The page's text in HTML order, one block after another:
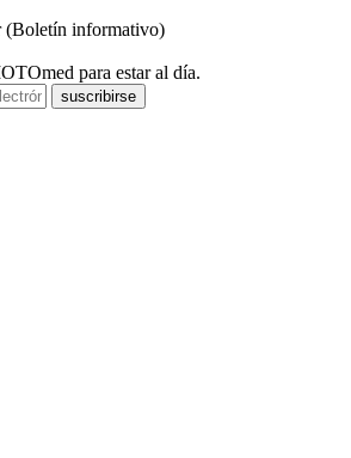
(Boletín informativo)
para estar al día.
suscribirse